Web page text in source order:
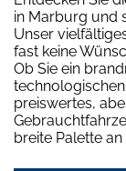
in Marburg und
Unser
fast keine
Ob Sie ein
preiswertes,
breite Palette an